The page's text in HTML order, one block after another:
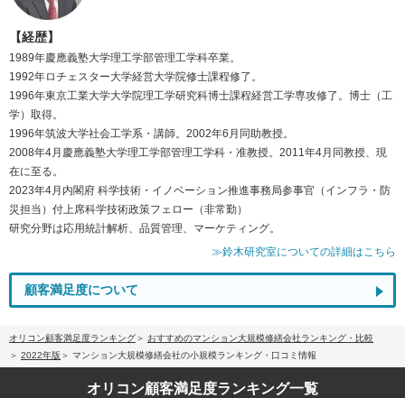
【経歴】
1989年慶應義塾大学理工学部管理工学科卒業。
1992年ロチェスター大学経営大学院修士課程修了。
1996年東京工業大学大学院理工学研究科博士課程経営工学専攻修了。博士（工
学）取得。
1996年筑波大学社会工学系・講師。2002年6月同助教授。
2008年4月慶應義塾大学理工学部管理工学科・准教授。2011年4月同教授、現
在に至る。
2023年4月内閣府 科学技術・イノベーション推進事務局参事官（インフラ・防
災担当）付上席科学技術政策フェロー（非常勤）
研究分野は応用統計解析、品質管理、マーケティング。
≫鈴木研究室についての詳細はこちら
顧客満足度について
オリコン顧客満足度ランキング
おすすめのマンション大規模修繕会社ランキング・比較
2022年版
マンション大規模修繕会社の小規模ランキング・口コミ情報
オリコン顧客満足度ランキング一覧